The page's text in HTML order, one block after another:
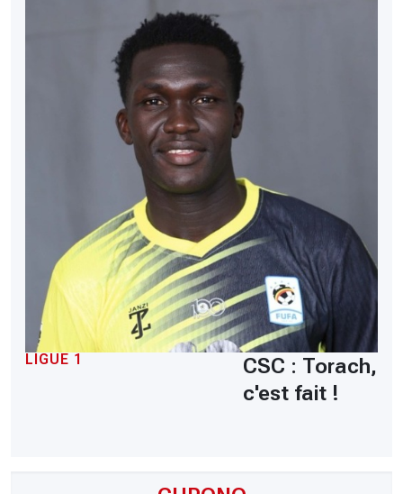
LIGUE 1
CSC : Torach,
c'est fait !